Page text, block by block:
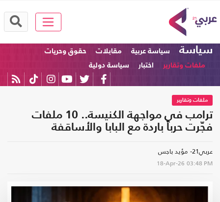
سياسة سياسة عربية مقابلات
حقوق وحريات
ملفات وتقارير
اختبار سياسة دولية
ملفات وتقارير
ترامب في مواجهة الكنيسة.. 10 ملفات
فجّرت حرباً باردة مع البابا والأساقفة
عربي21- مؤيد باجس
18-Apr-26 03:48 PM